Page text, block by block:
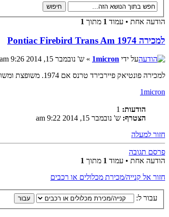
הודעה אחת • עמוד 1 מתוך 1
למכירה Pontiac Firebird Trans Am 1974
על ידי 1micron » ש' נובמבר 15, 2014 9:26 am
למכירה פונטיאק פיירבירד טרנס אם 1974. משופצת ומשופרת מאוד. מעל 400 כ"ס. פרטים בטלפון. 85,000 ש"ח. 054-2018156
1micron
הודעות:
הצטרף: ש' נובמבר 15, 2014 9:22 am
חזור למעלה
פרסם תגובה
הודעה אחת • עמוד 1 מתוך 1
חזור אל קנייה/מכירת מכלולים או רכבים
עבור ל: